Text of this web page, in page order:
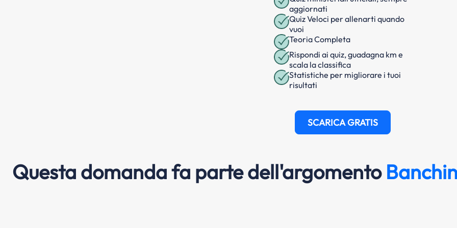
aggiornati
Quiz Veloci per allenarti quando
vuoi
Teoria Completa
Rispondi ai quiz, guadagna km e
scala la classifica
Statistiche per migliorare i tuoi
risultati
SCARICA GRATIS
Questa domanda fa parte dell'argomento